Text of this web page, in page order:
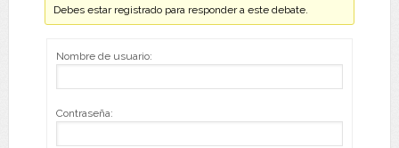
Debes estar registrado para responder a este debate.
Nombre de usuario:
Contraseña: